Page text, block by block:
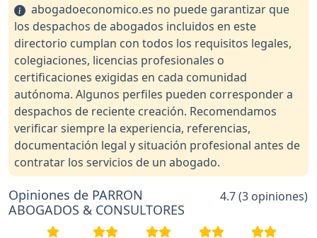
abogadoeconomico.es no puede garantizar que
los despachos de abogados incluidos en este
directorio cumplan con todos los requisitos legales,
colegiaciones, licencias profesionales o
certificaciones exigidas en cada comunidad
autónoma. Algunos perfiles pueden corresponder a
despachos de reciente creación. Recomendamos
verificar siempre la experiencia, referencias,
documentación legal y situación profesional antes de
contratar los servicios de un abogado.
Opiniones de PARRON
ABOGADOS & CONSULTORES
4.7 (3 opiniones)